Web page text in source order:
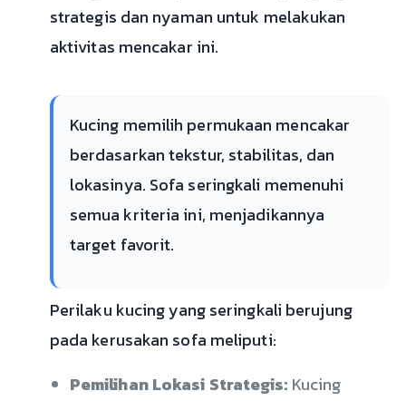
strategis dan nyaman untuk melakukan
aktivitas mencakar ini.
Kucing memilih permukaan mencakar
berdasarkan tekstur, stabilitas, dan
lokasinya. Sofa seringkali memenuhi
semua kriteria ini, menjadikannya
target favorit.
Perilaku kucing yang seringkali berujung
pada kerusakan sofa meliputi:
Pemilihan Lokasi Strategis: Kucing